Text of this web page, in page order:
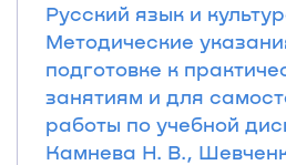
Русский язык и
Методические
подготовке к
занятиям и для
работы по учебной
Камнева Н. В.,